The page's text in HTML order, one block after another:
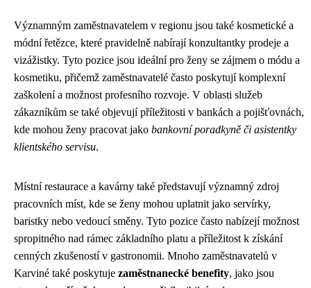
Významným zaměstnavatelem v regionu jsou také kosmetické a
módní řetězce, které pravidelně nabírají konzultantky prodeje a
vizážistky. Tyto pozice jsou ideální pro ženy se zájmem o módu a
kosmetiku, přičemž zaměstnavatelé často poskytují komplexní
zaškolení a možnost profesního rozvoje. V oblasti služeb
zákazníkům se také objevují příležitosti v bankách a pojišťovnách,
kde mohou ženy pracovat jako bankovní poradkyně či asistentky
klientského servisu.
Místní restaurace a kavárny také představují významný zdroj
pracovních míst, kde se ženy mohou uplatnit jako servírky,
baristky nebo vedoucí směny. Tyto pozice často nabízejí možnost
spropitného nad rámec základního platu a příležitost k získání
cenných zkušeností v gastronomii. Mnoho zaměstnavatelů v
Karviné také poskytuje zaměstnanecké benefity, jako jsou